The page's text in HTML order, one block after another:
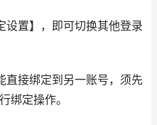
设置】，即可切换其他登录
直接绑定到另一账号，须先
绑定操作。